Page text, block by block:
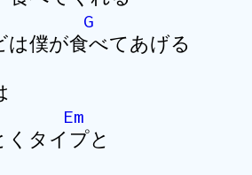
G
は僕が食べてあげる
Em
くタイプと